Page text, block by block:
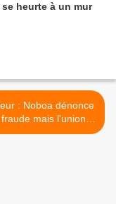
heurte à un mur
: Noboa dénonce
mais l'union
et l'OEA la